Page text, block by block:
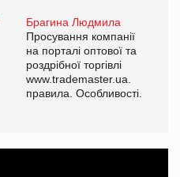
Брагина Людмила
Просування компанії
на порталі оптової та
роздрібної торгівлі
www.trademaster.ua.
правила. Особливості.